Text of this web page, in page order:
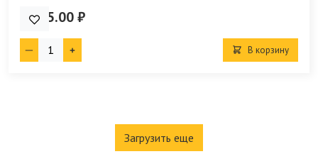
2 635.00 ₽
В корзину
Загрузить еще